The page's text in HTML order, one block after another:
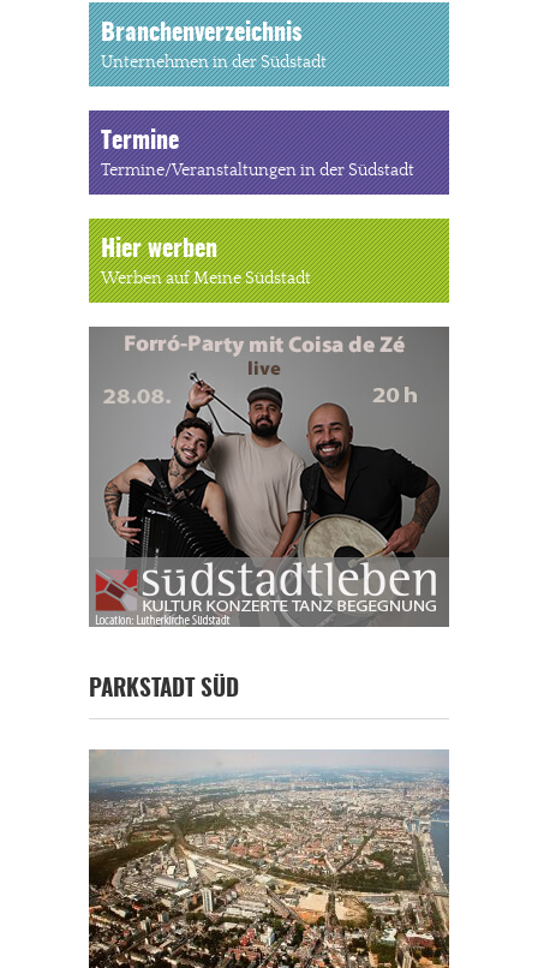
Branchenverzeichnis
Unternehmen in der Südstadt
Termine
Termine/Veranstaltungen in der Südstadt
Hier werben
Werben auf Meine Südstadt
PARKSTADT SÜD